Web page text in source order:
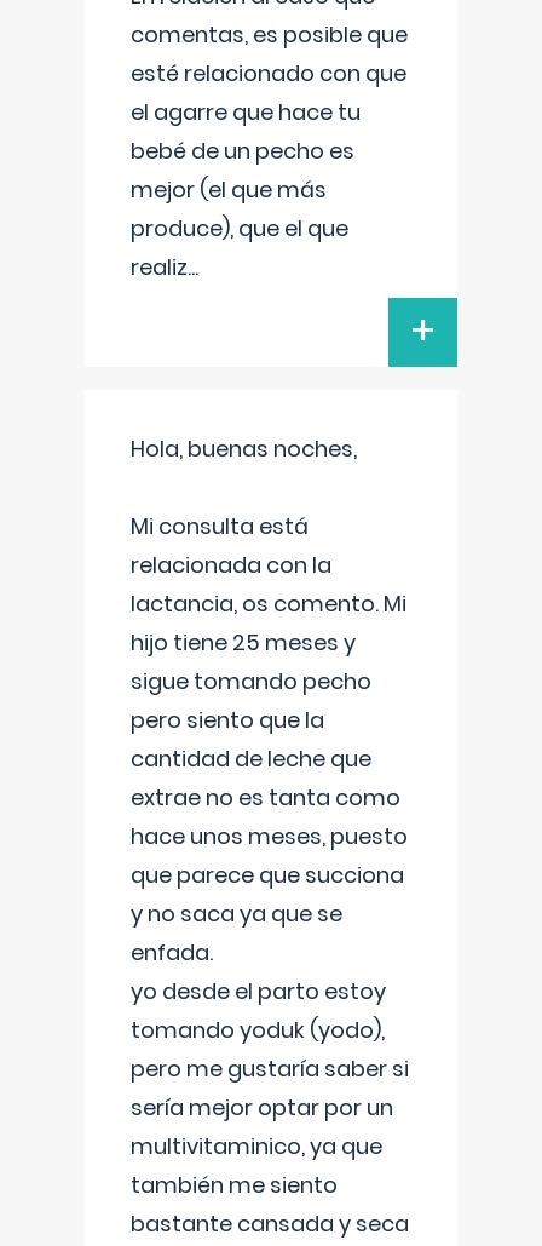
comentas, es posible que
esté relacionado con que
el agarre que hace tu
bebé de un pecho es
mejor (el que más
produce), que el que
realiz...
+
Hola, buenas noches,
Mi consulta está
relacionada con la
lactancia, os comento. Mi
hijo tiene 25 meses y
sigue tomando pecho
pero siento que la
cantidad de leche que
extrae no es tanta como
hace unos meses, puesto
que parece que succiona
y no saca ya que se
enfada.
yo desde el parto estoy
tomando yoduk (yodo),
pero me gustaría saber si
sería mejor optar por un
multivitaminico, ya que
también me siento
bastante cansada y seca